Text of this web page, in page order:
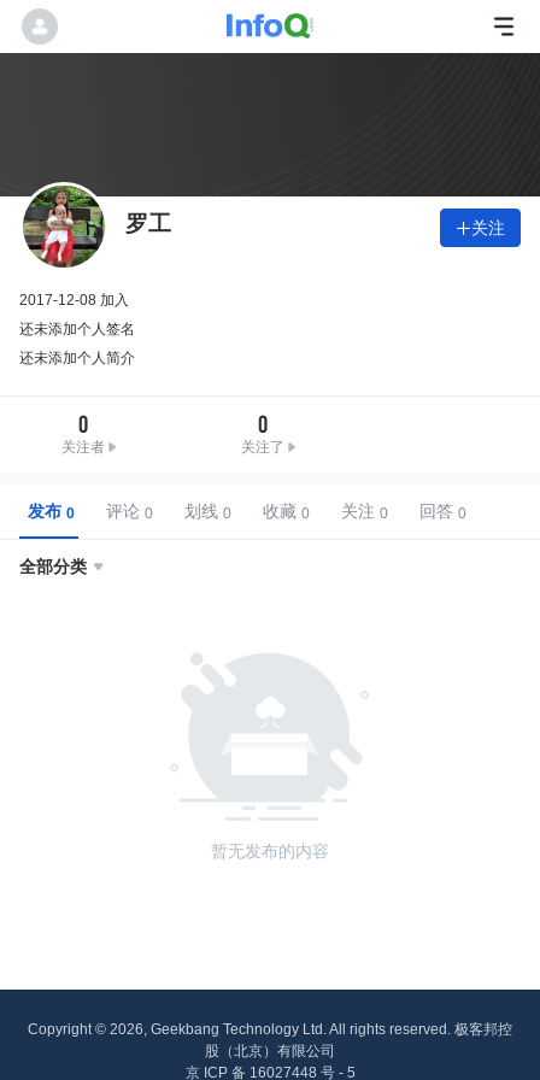
罗工 关注
2017-12-08 加入
还未添加个人签名
还未添加个人简介
0
关注者
0
关注了
发布 评论 划线 收藏 关注 回答
全部分类 
暂无发布的内容
Copyright © 2026, Geekbang Technology Ltd. All rights reserved. 极客邦控
股（北京）有限公司
京 ICP 备 16027448 号 - 5